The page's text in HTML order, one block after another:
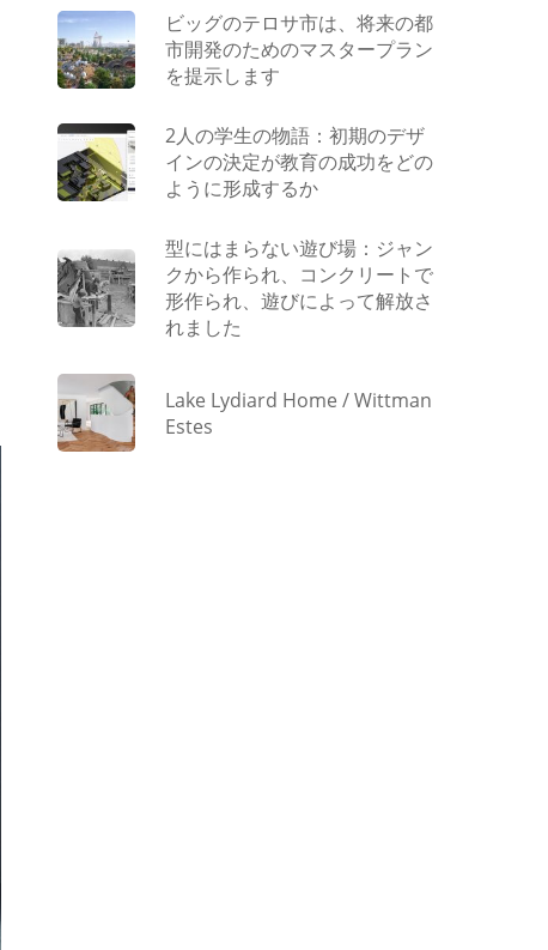
ビッグのテロサ市は、将来の都
市開発のためのマスタープラン
を提示します
2人の学生の物語：初期のデザ
インの決定が教育の成功をどの
ように形成するか
型にはまらない遊び場：ジャン
クから作られ、コンクリートで
形作られ、遊びによって解放さ
れました
Lake Lydiard Home / Wittman
Estes